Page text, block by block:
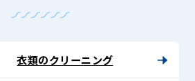
衣類のクリーニング